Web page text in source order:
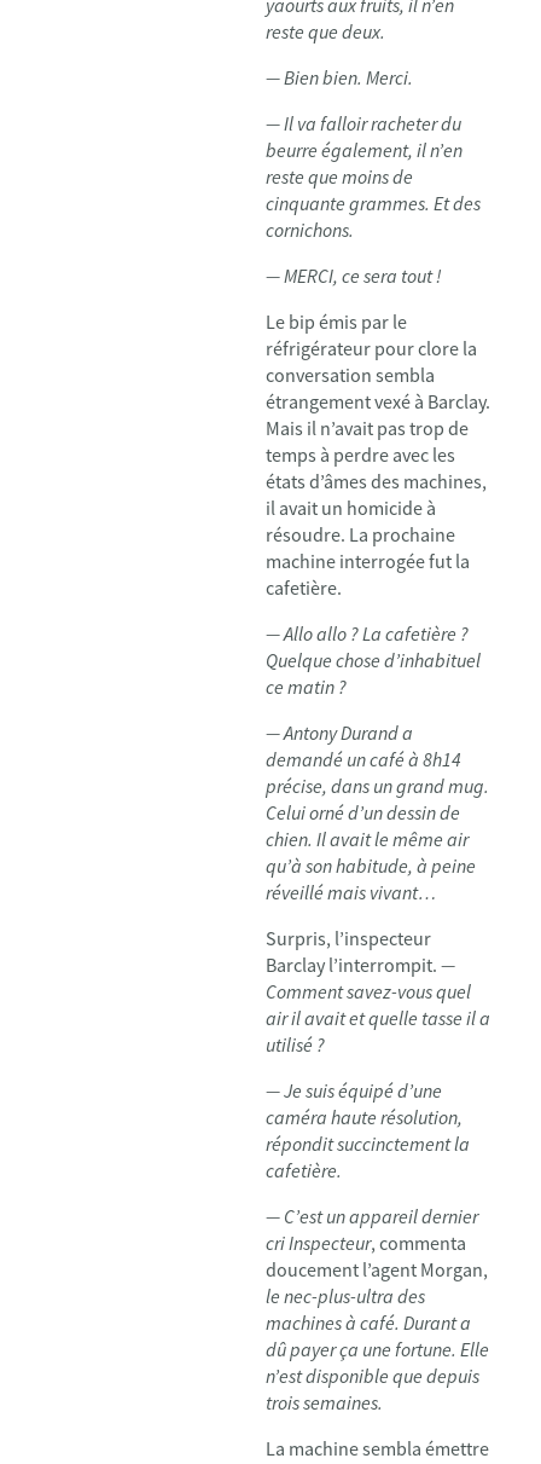
yaourts aux fruits, il n’en
reste que deux.
— Bien bien. Merci.
— Il va falloir racheter du
beurre également, il n’en
reste que moins de
cinquante grammes. Et des
cornichons.
— MERCI, ce sera tout !
Le bip émis par le
réfrigérateur pour clore la
conversation sembla
étrangement vexé à Barclay.
Mais il n’avait pas trop de
temps à perdre avec les
états d’âmes des machines,
il avait un homicide à
résoudre. La prochaine
machine interrogée fut la
cafetière.
— Allo allo ? La cafetière ?
Quelque chose d’inhabituel
ce matin ?
— Antony Durand a
demandé un café à 8h14
précise, dans un grand mug.
Celui orné d’un dessin de
chien. Il avait le même air
qu’à son habitude, à peine
réveillé mais vivant…
Surpris, l’inspecteur
Barclay l’interrompit. —
Comment savez-vous quel
air il avait et quelle tasse il a
utilisé ?
— Je suis équipé d’une
caméra haute résolution,
répondit succinctement la
cafetière.
— C’est un appareil dernier
cri Inspecteur, commenta
doucement l’agent Morgan,
le nec-plus-ultra des
machines à café. Durant a
dû payer ça une fortune. Elle
n’est disponible que depuis
trois semaines.
La machine sembla émettre